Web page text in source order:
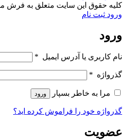
کلیه حقوق این سایت متعلق به فرش
ورود ثبت نام
ورود
نام کاربری یا آدرس ایمیل *
گذرواژه *
مرا به خاطر بسپار ورود
گذرواژه خود را فراموش کرده اید؟
عضویت